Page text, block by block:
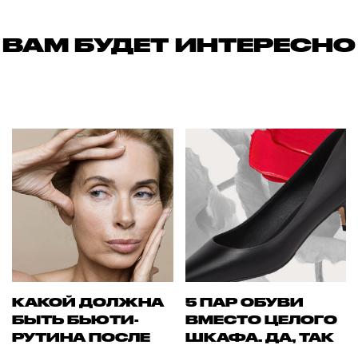
ВАМ БУДЕТ ИНТЕРЕСНО
КАКОЙ ДОЛЖНА
БЫТЬ БЬЮТИ-
РУТИНА ПОСЛЕ
5 ПАР ОБУВИ
ВМЕСТО ЦЕЛОГО
ШКАФА. ДА, ТАК